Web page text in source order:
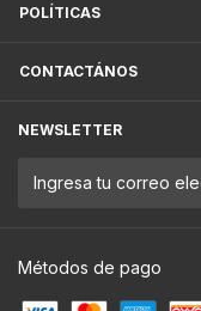
POLÍTICAS
CONTACTÁNOS
NEWSLETTER
Métodos de pago